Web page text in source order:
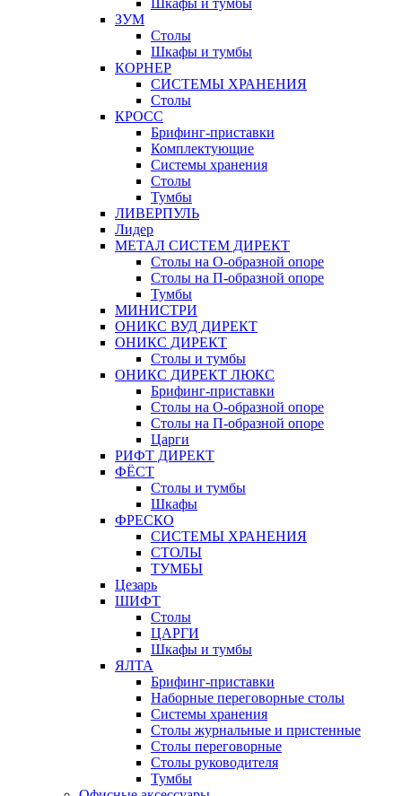
Шкафы и тумбы
ЗУМ
Столы
Шкафы и тумбы
КОРНЕР
СИСТЕМЫ ХРАНЕНИЯ
Столы
КРОСС
Брифинг-приставки
Комплектующие
Системы хранения
Столы
Тумбы
ЛИВЕРПУЛЬ
Лидер
МЕТАЛ СИСТЕМ ДИРЕКТ
Столы на О-образной опоре
Столы на П-образной опоре
Тумбы
МИНИСТРИ
ОНИКС ВУД ДИРЕКТ
ОНИКС ДИРЕКТ
Столы и тумбы
ОНИКС ДИРЕКТ ЛЮКС
Брифинг-приставки
Столы на О-образной опоре
Столы на П-образной опоре
Царги
РИФТ ДИРЕКТ
ФЁСТ
Столы и тумбы
Шкафы
ФРЕСКО
СИСТЕМЫ ХРАНЕНИЯ
СТОЛЫ
ТУМБЫ
Цезарь
ШИФТ
Столы
ЦАРГИ
Шкафы и тумбы
ЯЛТА
Брифинг-приставки
Наборные переговорные столы
Системы хранения
Столы журнальные и пристенные
Столы переговорные
Столы руководителя
Тумбы